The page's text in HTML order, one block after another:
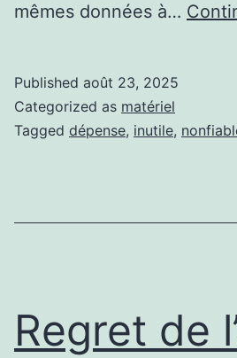
mêmes données à…
Published août 23, 2025
Categorized as matériel
Tagged dépense, inutile,
Regret de